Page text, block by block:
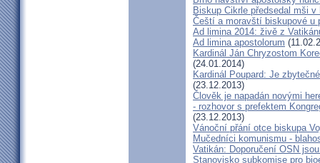
Biskup Cikrle předsedal mši
Čeští a moravští biskupové u
Ad limina 2014: živě z
Ad limina apostolorum
Kardinál Ján Chryzostom
(24.01.2014)
Kardinál Poupard: Je
(23.12.2013)
Člověk je napadán novými
- rozhovor s prefektem
(23.12.2013)
Vánoční přání otce biskupa
Mučedníci komunismu -
Vatikán: Doporučení OSN
Stanovisko subkomise pro